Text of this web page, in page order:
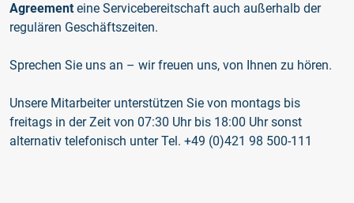
Agreementeine Servicebereitschaft auch außerhalb der
regulären Geschäftszeiten.
Sprechen Sie uns an – wir freuen uns, von Ihnen zu hören.
Unsere Mitarbeiter unterstützen Sie von montags bis
freitags in der Zeit von 07:30 Uhr bis 18:00 Uhr sonst
alternativ telefonisch unter Tel. +49 (0)421 98 500-111